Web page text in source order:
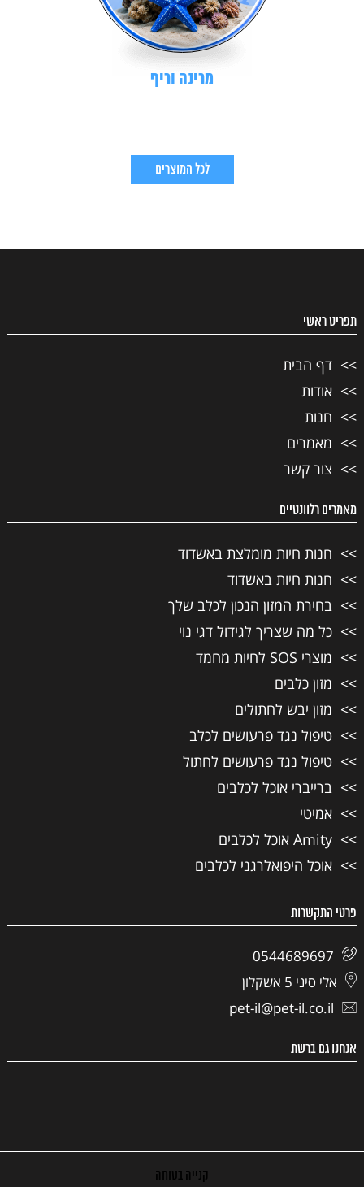
מרינה וריף
לכל המוצרים
תפריט ראשי
דף הבית
אודות
חנות
מאמרים
צור קשר
מאמרים רלוונטיים
חנות חיות מומלצת באשדוד
חנות חיות באשדוד
בחירת המזון הנכון לכלב שלך
כל מה שצריך לגידול דגי נוי
מוצרי SOS לחיות מחמד
מזון כלבים
מזון יבש לחתולים
טיפול נגד פרעושים לכלב
טיפול נגד פרעושים לחתול
ברייברי אוכל לכלבים
אמיטי
Amity אוכל לכלבים
אוכל היפואלרגני לכלבים
פרטי התקשרות
0544689697
אלי סיני 5 אשקלון
pet-il@pet-il.co.il
אנחנו גם ברשת
קנייה בטוחה